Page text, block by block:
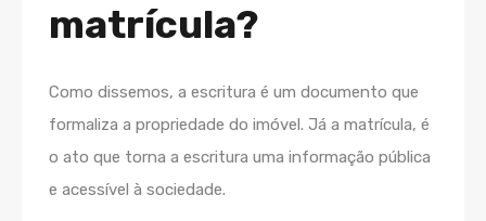
matrícula?
Como dissemos, a escritura é um documento que
formaliza a propriedade do imóvel. Já a matrícula, é
o ato que torna a escritura uma informação pública
e acessível à sociedade.